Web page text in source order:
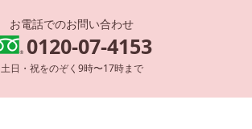
お電話でのお問い合わせ
0120-07-4153
土日・祝をのぞく9時〜17時まで